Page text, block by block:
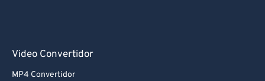
Video Convertidor
MP4 Convertidor